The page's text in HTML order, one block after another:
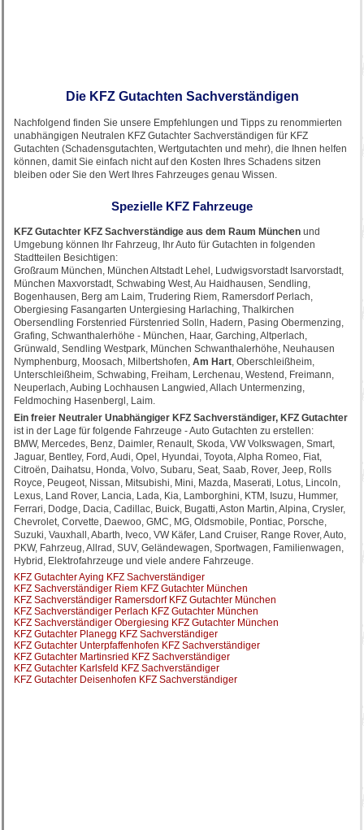
Die KFZ Gutachten Sachverständigen
Nachfolgend finden Sie unsere Empfehlungen und Tipps zu renommierten
unabhängigen Neutralen KFZ Gutachter Sachverständigen für KFZ
Gutachten (Schadensgutachten, Wertgutachten und mehr), die Ihnen helfen
können, damit Sie einfach nicht auf den Kosten Ihres Schadens sitzen
bleiben oder Sie den Wert Ihres Fahrzeuges genau Wissen.
Spezielle KFZ Fahrzeuge
KFZ Gutachter KFZ Sachverständige aus dem Raum München und
Umgebung können Ihr Fahrzeug, Ihr Auto für Gutachten in folgenden
Stadtteilen Besichtigen:
Großraum München, München Altstadt Lehel, Ludwigsvorstadt Isarvorstadt,
München Maxvorstadt, Schwabing West, Au Haidhausen, Sendling,
Bogenhausen, Berg am Laim, Trudering Riem, Ramersdorf Perlach,
Obergiesing Fasangarten Untergiesing Harlaching, Thalkirchen
Obersendling Forstenried Fürstenried Solln, Hadern, Pasing Obermenzing,
Grafing, Schwanthalerhöhe - München, Haar, Garching, Altperlach,
Grünwald, Sendling Westpark, München Schwanthalerhöhe, Neuhausen
Nymphenburg, Moosach, Milbertshofen, Am Hart, Oberschleißheim,
Unterschleißheim, Schwabing, Freiham, Lerchenau, Westend, Freimann,
Neuperlach, Aubing Lochhausen Langwied, Allach Untermenzing,
Feldmoching Hasenbergl, Laim.
Ein freier Neutraler Unabhängiger KFZ Sachverständiger, KFZ Gutachter
ist in der Lage für folgende Fahrzeuge - Auto Gutachten zu erstellen:
BMW, Mercedes, Benz, Daimler, Renault, Skoda, VW Volkswagen, Smart,
Jaguar, Bentley, Ford, Audi, Opel, Hyundai, Toyota, Alpha Romeo, Fiat,
Citroën, Daihatsu, Honda, Volvo, Subaru, Seat, Saab, Rover, Jeep, Rolls
Royce, Peugeot, Nissan, Mitsubishi, Mini, Mazda, Maserati, Lotus, Lincoln,
Lexus, Land Rover, Lancia, Lada, Kia, Lamborghini, KTM, Isuzu, Hummer,
Ferrari, Dodge, Dacia, Cadillac, Buick, Bugatti, Aston Martin, Alpina, Crysler,
Chevrolet, Corvette, Daewoo, GMC, MG, Oldsmobile, Pontiac, Porsche,
Suzuki, Vauxhall, Abarth, Iveco, VW Käfer, Land Cruiser, Range Rover, Auto,
PKW, Fahrzeug, Allrad, SUV, Geländewagen, Sportwagen, Familienwagen,
Hybrid, Elektrofahrzeuge und viele andere Fahrzeuge.
KFZ Gutachter Aying KFZ Sachverständiger
KFZ Sachverständiger Riem KFZ Gutachter München
KFZ Sachverständiger Ramersdorf KFZ Gutachter München
KFZ Sachverständiger Perlach KFZ Gutachter München
KFZ Sachverständiger Obergiesing KFZ Gutachter München
KFZ Gutachter Planegg KFZ Sachverständiger
KFZ Gutachter Unterpfaffenhofen KFZ Sachverständiger
KFZ Gutachter Martinsried KFZ Sachverständiger
KFZ Gutachter Karlsfeld KFZ Sachverständiger
KFZ Gutachter Deisenhofen KFZ Sachverständiger